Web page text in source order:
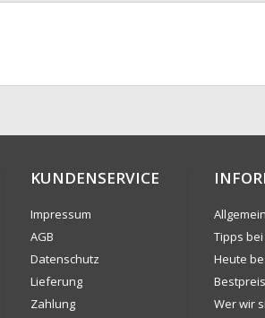
KUNDENSERVICE
Impressum
AGB
Datenschutz
Lieferung
Zahlung
Tipps
Heute
Wer wir